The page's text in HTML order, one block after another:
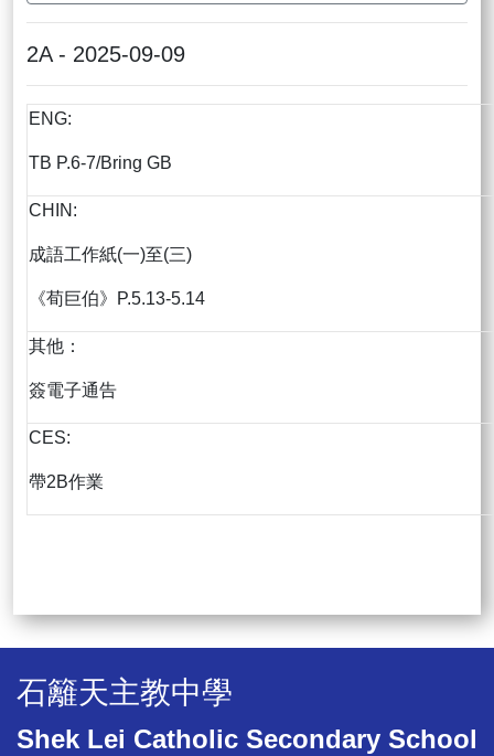
2A - 2025-09-09
ENG:
TB P.6-7/Bring GB
CHIN:
成語工作紙(一)至(三)
《荀巨伯》P.5.13-5.14
其他：
簽電子通告
CES:
帶2B作業
石籬天主教中學
Shek Lei Catholic Secondary School